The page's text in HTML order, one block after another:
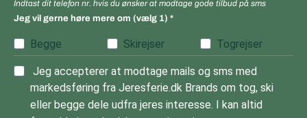
Indtast dit telefon nr. hvis du ønsker at modtage gode tilbud på sms
Jeg vil gerne høre mere om (vælg 1)
Begge Skirejser Togrejser
Jeg accepterer at modtage mails og sms med
markedsføring fra Jeresferie.dk Brands om tog, ski
eller begge dele udfra jeres interesse. I kan altid